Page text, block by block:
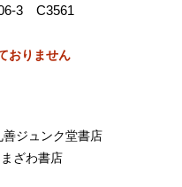
3 C3561
おりません
善ジュンク堂書店
まざわ書店